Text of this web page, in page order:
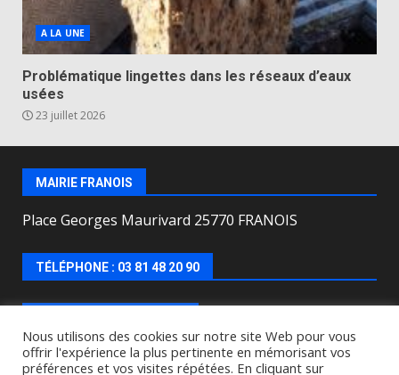
A LA UNE
Problématique lingettes dans les réseaux d’eaux
usées
23 juillet 2026
MAIRIE FRANOIS
Place Georges Maurivard 25770 FRANOIS
TÉLÉPHONE : 03 81 48 20 90
Lundi, mercredi, jeudi, vendredi de : 8h00 à 12h00 et
Nous utilisons des cookies sur notre site Web pour vous
offrir l'expérience la plus pertinente en mémorisant vos
préférences et vos visites répétées. En cliquant sur